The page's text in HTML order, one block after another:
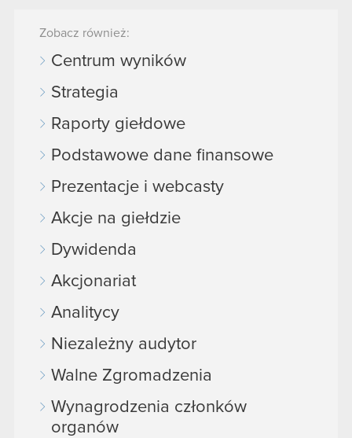
Zobacz również:
Centrum wyników
Strategia
Raporty giełdowe
Podstawowe dane finansowe
Prezentacje i webcasty
Akcje na giełdzie
Dywidenda
Akcjonariat
Analitycy
Niezależny audytor
Walne Zgromadzenia
Wynagrodzenia członków
organów